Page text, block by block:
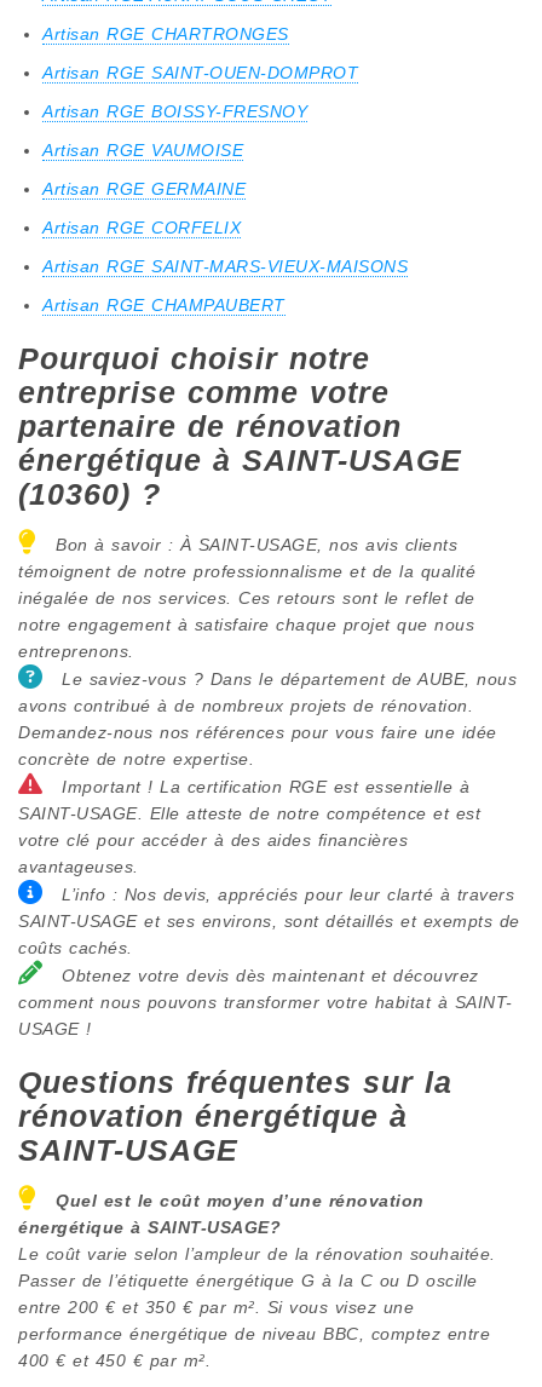
Artisan RGE CHARTRONGES
Artisan RGE SAINT-OUEN-DOMPROT
Artisan RGE BOISSY-FRESNOY
Artisan RGE VAUMOISE
Artisan RGE GERMAINE
Artisan RGE CORFELIX
Artisan RGE SAINT-MARS-VIEUX-MAISONS
Artisan RGE CHAMPAUBERT
Pourquoi choisir notre
entreprise comme votre
partenaire de rénovation
énergétique à SAINT-USAGE
(10360) ?
Bon à savoir : À SAINT-USAGE, nos avis clients
témoignent de notre professionnalisme et de la qualité
inégalée de nos services. Ces retours sont le reflet de
notre engagement à satisfaire chaque projet que nous
entreprenons.
Le saviez-vous ? Dans le département de AUBE, nous
avons contribué à de nombreux projets de rénovation.
Demandez-nous nos références pour vous faire une idée
concrète de notre expertise.
Important ! La certification RGE est essentielle à
SAINT-USAGE. Elle atteste de notre compétence et est
votre clé pour accéder à des aides financières
avantageuses.
L’info : Nos devis, appréciés pour leur clarté à travers
SAINT-USAGE et ses environs, sont détaillés et exempts de
coûts cachés.
Obtenez votre devis dès maintenant et découvrez
comment nous pouvons transformer votre habitat à SAINT-
USAGE !
Questions fréquentes sur la
rénovation énergétique à
SAINT-USAGE
Quel est le coût moyen d’une rénovation
énergétique à SAINT-USAGE?
Le coût varie selon l’ampleur de la rénovation souhaitée.
Passer de l’étiquette énergétique G à la C ou D oscille
entre 200 € et 350 € par m². Si vous visez une
performance énergétique de niveau BBC, comptez entre
400 € et 450 € par m².